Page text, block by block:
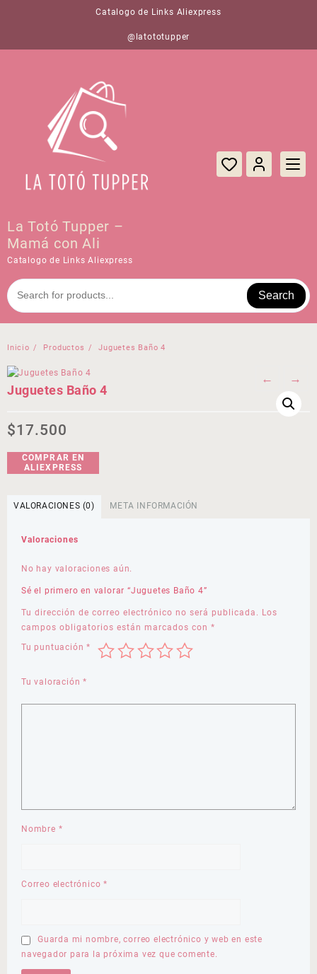
Catalogo de Links Aliexpress
@latototupper
La Totó Tupper –
Mamá con Ali
Catalogo de Links Aliexpress
Search
Inicio Productos Juguetes Baño 4
← →
Juguetes Baño 4
$17.500
COMPRAR EN
ALIEXPRESS
VALORACIONES (0) META INFORMACIÓN
Valoraciones
No hay valoraciones aún.
Sé el primero en valorar “Juguetes Baño 4”
Tu dirección de correo electrónico no será publicada. Los
campos obligatorios están marcados con *
Tu puntuación*
Tu valoración*
Nombre *
Correo electrónico*
Guarda mi nombre, correo electrónico y web en este
navegador para la próxima vez que comente.